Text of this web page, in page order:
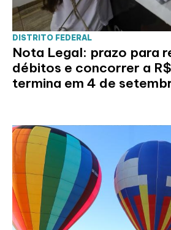
DISTRITO FEDERAL
Nota Legal: prazo para
débitos e concorrer a
termina em 4 de